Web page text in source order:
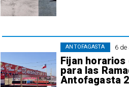
6
Fijan
para las
Antofagasta
ANTOFAGASTA